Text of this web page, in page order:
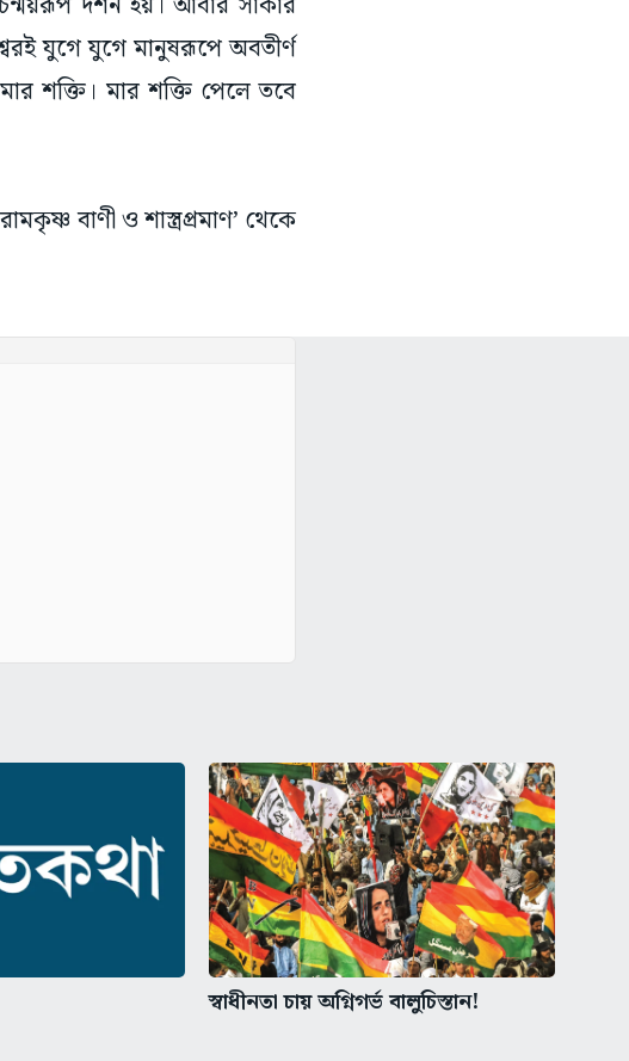
যুগে যুগে মানুষরূপে অবতীর্ণ
শক্তি। মার শক্তি পেলে তবে
বাণী ও শাস্ত্রপ্রমাণ’ থেকে
স্বাধীনতা চায় অগ্নিগর্ভ বালুচিস্তান!